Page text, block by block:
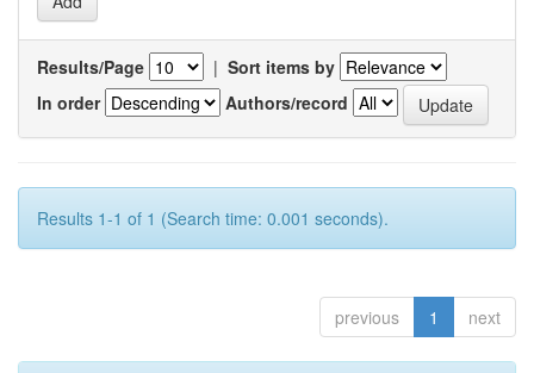
Results/Page | Sort items by
In order
Authors/record
Results 1-1 of 1 (Search time: 0.001 seconds).
previous 1 next